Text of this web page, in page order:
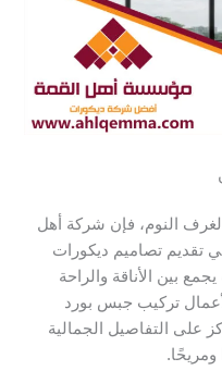
لغرف النوم، فإن شركة أهل
تقديم تصاميم ديكورات
بين الأناقة والراحة
لأعمال تركيب جبس بورد
على التفاصيل الجمالية
ومريحًا.